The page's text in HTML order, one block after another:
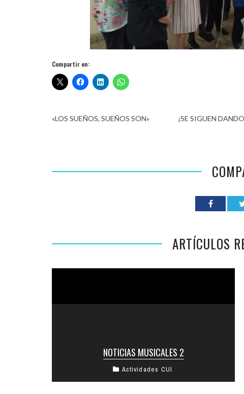
Compartir en:
«LOS SUEÑOS, SUEÑOS SON» ¡SE SIGUEN
ARTÍCULOS
NOTICIAS MUSICALES 2
HICIMOS SONAR LA CUARENTENA Durante
los meses de distanciamiento social, quienes
Actividades CUI